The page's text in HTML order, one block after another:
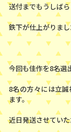
送付までもうしば
鉄下が仕上がりま
今回も佳作を8名選
8名の方々には立
ます。
近日発送させてい